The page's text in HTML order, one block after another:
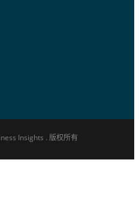
Insights . 版权所有